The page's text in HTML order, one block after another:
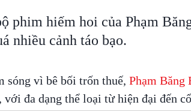
phim hiếm hoi của Phạm
nhiều cảnh táo bạo.
sóng vì bê bối trốn thuế, Phạm Băng
đa dạng thể loại từ hiện đại đến